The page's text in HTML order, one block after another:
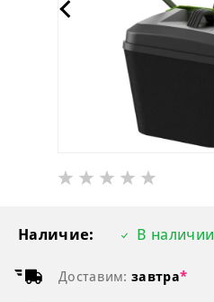
Наличие: В наличии
Доставим: завтра*